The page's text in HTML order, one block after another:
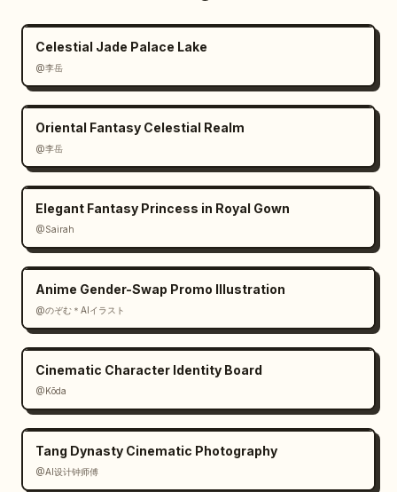
Celestial Jade Palace Lake
@李岳
Oriental Fantasy Celestial Realm
@李岳
Elegant Fantasy Princess in Royal Gown
@Sairah
Anime Gender-Swap Promo Illustration
@のぞむ＊AIイラスト
Cinematic Character Identity Board
@Kōda
Tang Dynasty Cinematic Photography
@AI设计钟师傅